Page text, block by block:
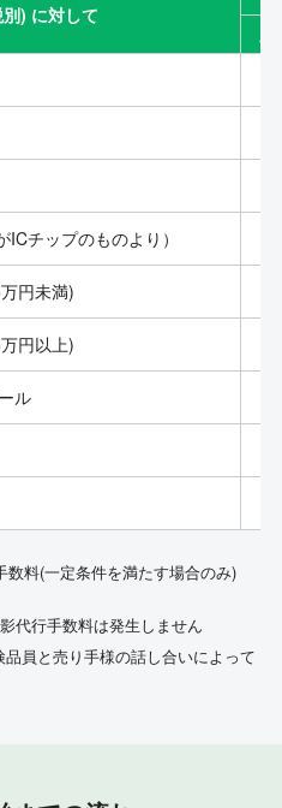
) に対して
チップのものより）
円未満)
円以上)
ル
料(一定条件を満たす場合のみ)
代行手数料は発生しません
員と売り手様の話し合いによって